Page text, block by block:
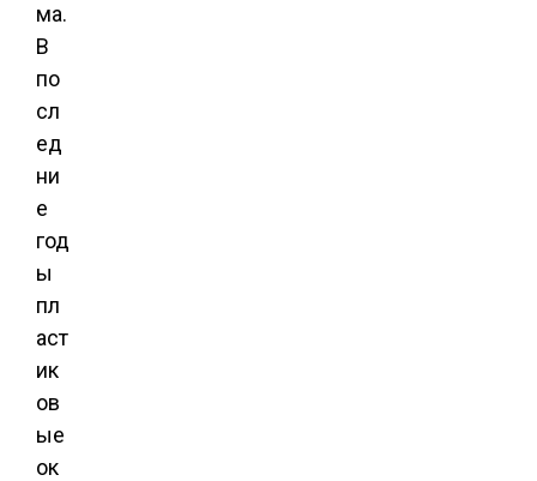
ма.
В
по
сл
ед
ни
е
год
ы
пл
аст
ик
ов
ые
ок